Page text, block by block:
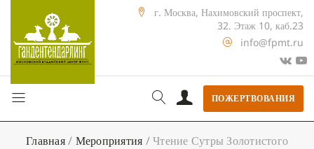
г. Москва, Нахимовский проспект,
32. Этаж 10, каб.23
info@fpmt.ru
ПОЖЕРТВОВАНИЯ
Главная/ Мероприятия /Чтение Сутры Золотистого